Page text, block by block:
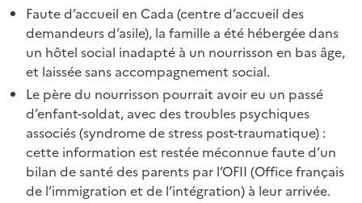
Faute d’accueil en Cada (centre d’accueil des
demandeurs d’asile), la famille a été hébergée dans
un hôtel social inadapté à un nourrisson en bas âge,
et laissée sans accompagnement social.
Le père du nourrisson pourrait avoir eu un passé
d’enfant-soldat, avec des troubles psychiques
associés (syndrome de stress post-traumatique) :
cette information est restée méconnue faute d’un
bilan de santé des parents par l’OFII (Office français
de l’immigration et de l’intégration) à leur arrivée.